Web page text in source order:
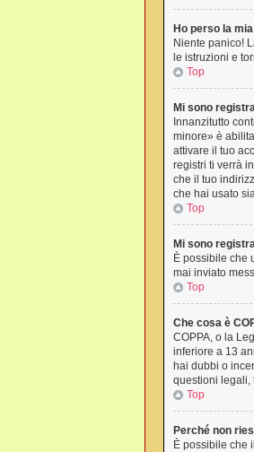
Ho perso la
Niente panico!
le istruzioni e
Top
Mi sono
Innanzitutto
minore» è
attivare il tuo
registri ti verrà
che il tuo
che hai usato
Top
Mi sono
È possibile che
mai inviato
Top
Che cosa è
COPPA, o la
inferiore a 13
hai dubbi o
questioni legali,
Top
Perché non
È possibile che